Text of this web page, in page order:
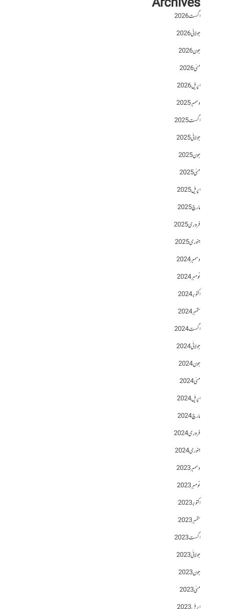
اگست 2026
جولائی 2026
جون 2026
مئی 2026
اپریل 2026
دسمبر 2025
اگست 2025
جولائی 2025
جون 2025
مئی 2025
اپریل 2025
مارچ 2025
فروری 2025
جنوری 2025
دسمبر 2024
نومبر 2024
اکتوبر 2024
ستمبر 2024
اگست 2024
جولائی 2024
جون 2024
مئی 2024
اپریل 2024
مارچ 2024
فروری 2024
جنوری 2024
دسمبر 2023
نومبر 2023
اکتوبر 2023
ستمبر 2023
اگست 2023
جولائی 2023
جون 2023
مئی 2023